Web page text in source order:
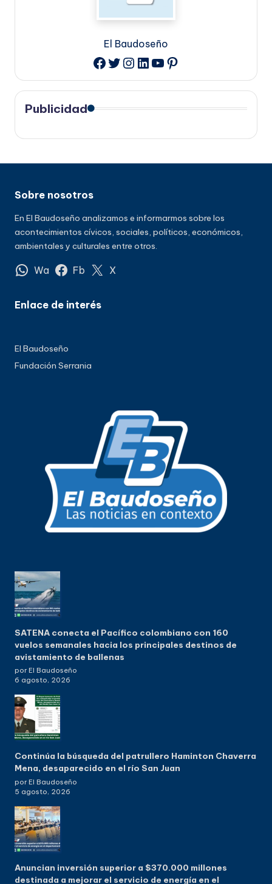
El Baudoseño
Facebook
Twitter
Instagram
LinkedIn
YouTube
Pinterest
Publicidad
Sobre nosotros
En El Baudoseño analizamos e informarmos sobre los
acontecimientos cívicos, sociales, políticos, económicos,
ambientales y culturales entre otros.
Wa Fb X
Enlace de interés
El Baudoseño
Fundación Serrania
SATENA conecta el Pacífico colombiano con 160
vuelos semanales hacia los principales destinos de
avistamiento de ballenas
por El Baudoseño
6 agosto, 2026
Continúa la búsqueda del patrullero Haminton Chaverra
Mena, desaparecido en el río San Juan
por El Baudoseño
5 agosto, 2026
Anuncian inversión superior a $370.000 millones
destinada a mejorar el servicio de energía en el